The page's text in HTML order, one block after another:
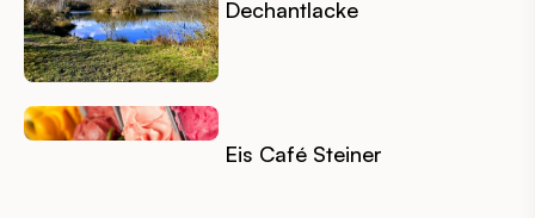
Dechantlacke
Eis Café Steiner